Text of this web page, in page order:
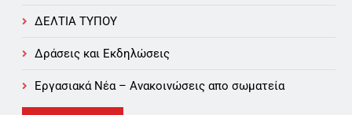
ΔΕΛΤΙΑ ΤΥΠΟΥ
Δράσεις και Εκδηλώσεις
Εργασιακά Νέα – Aνακοινώσεις απο σωματεία